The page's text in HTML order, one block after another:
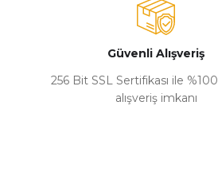
Güvenli Alışveriş
256 Bit SSL Sertifikası ile
alışveriş imkanı